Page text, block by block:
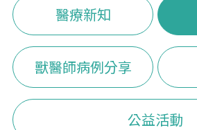
醫療新知
獸醫師病例分享
公益活動